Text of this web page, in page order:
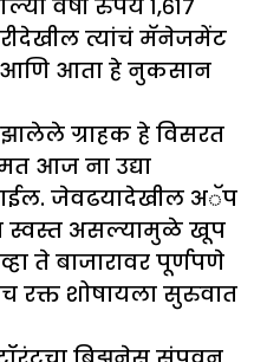
वर्षी रुपये १,६१७
त्यांचं मॅनेजमेंट
आणि आता हे नुकसान
झालेले ग्राहक हे विसरत
आज ना उद्या
जेवढयादेखील अॅप
स्वस्त असल्यामुळे खूप
ते बाजारावर पूर्णपणे
रक्त शोषायला सुरुवात